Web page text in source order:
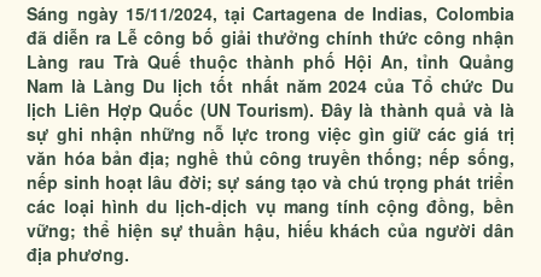
Sáng ngày 15/11/2024, tại Cartagena de Indias, Colombia
đã diễn ra Lễ công bố giải thưởng chính thức công nhận
Làng rau Trà Quế thuộc thành phố Hội An, tỉnh Quảng
Nam là Làng Du lịch tốt nhất năm 2024 của Tổ chức Du
lịch Liên Hợp Quốc (UN Tourism). Đây là thành quả và là
sự ghi nhận những nỗ lực trong việc gìn giữ các giá trị
văn hóa bản địa; nghề thủ công truyền thống; nếp sống,
nếp sinh hoạt lâu đời; sự sáng tạo và chú trọng phát triển
các loại hình du lịch-dịch vụ mang tính cộng đồng, bền
vững; thể hiện sự thuần hậu, hiếu khách của người dân
địa phương.